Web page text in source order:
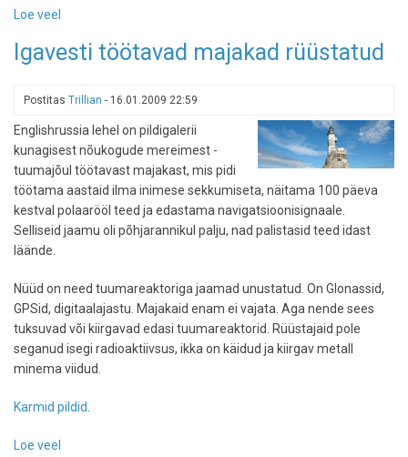
Loe veel
testis
videonavigaatorit
Igavesti töötavad majakad rüüstatud
Postitas Trillian - 16.01.2009 22:59
Englishrussia lehel on pildigalerii
kunagisest nõukogude mereimest -
tuumajõul töötavast majakast, mis pidi
töötama aastaid ilma inimese sekkumiseta, näitama 100 päeva
kestval polaarööl teed ja edastama navigatsioonisignaale.
Selliseid jaamu oli põhjarannikul palju, nad palistasid teed idast
läände.
Nüüd on need tuumareaktoriga jaamad unustatud. On Glonassid,
GPSid, digitaalajastu. Majakaid enam ei vajata. Aga nende sees
tuksuvad või kiirgavad edasi tuumareaktorid. Rüüstajaid pole
seganud isegi radioaktiivsus, ikka on käidud ja kiirgav metall
minema viidud.
Karmid pildid
Loe veel